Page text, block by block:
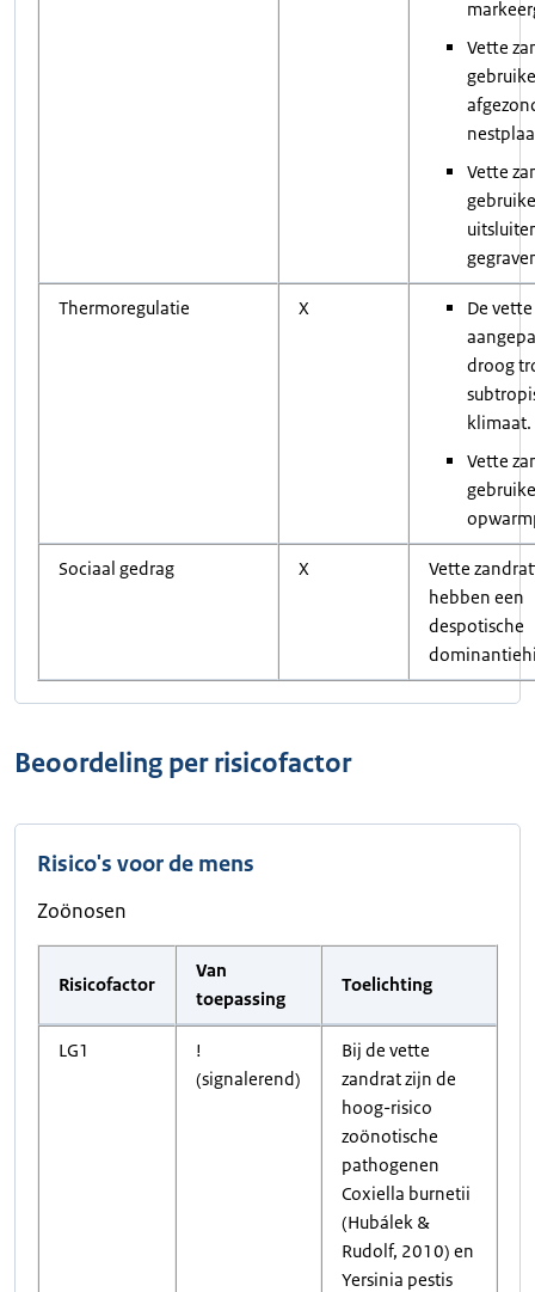
Vette
Vette
Thermoregulatie X
De
droog
klimaat.
Vette
Sociaal gedrag X
Vette
hebben een
despotische
Beoordeling per risicofactor
Risico's voor de mens
Zoönosen
Risicofactor
Van
toepassing
Toelichting
LG1
!
(signalerend)
Bij de vette
zandrat zijn de
hoog-risico
zoönotische
pathogenen
Coxiella burnetii
(Hubálek &
Rudolf, 2010) en
Yersinia pestis